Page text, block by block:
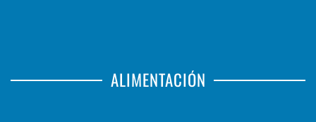
ALIMENTACIÓN